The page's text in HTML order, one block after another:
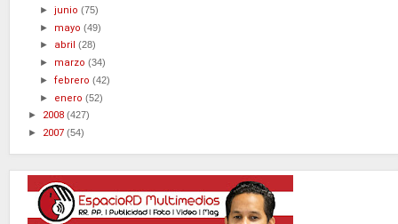
►junio(75)
► mayo(49)
► abril(28)
► marzo(34)
►febrero(42)
► enero(52)
► 2008 (427)
► 2007 (54)